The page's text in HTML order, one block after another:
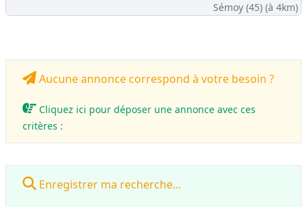
Sémoy (45) (à 4km)
Aucune annonce correspond à votre besoin ?
Cliquez ici pour déposer une annonce avec ces
critères :
Enregistrer ma recherche...